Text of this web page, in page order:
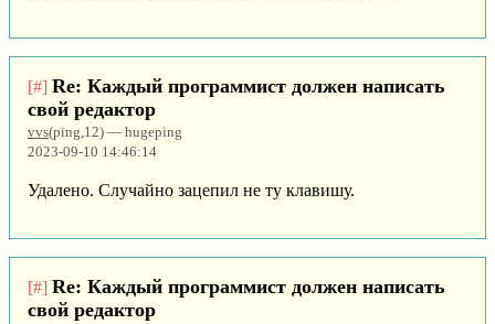
[#] Re: Каждый программист должен написать
свой редактор
vvs(ping,12) — hugeping
2023-09-10 14:46:14
Удалено. Случайно зацепил не ту клавишу.
[#] Re: Каждый программист должен написать
свой редактор